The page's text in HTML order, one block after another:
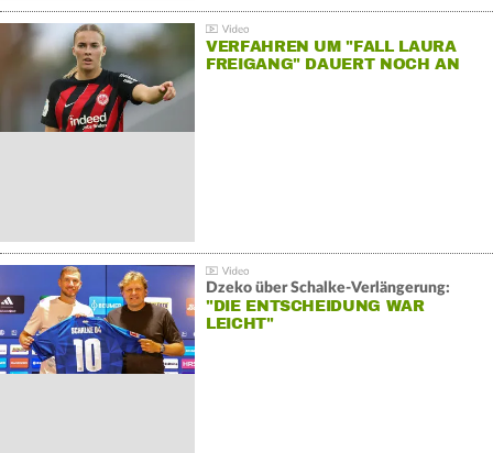
VERFAHREN UM "FALL LAURA
FREIGANG" DAUERT NOCH AN
Dzeko über Schalke-Verlängerung:
"DIE ENTSCHEIDUNG WAR
LEICHT"